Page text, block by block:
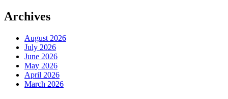
Archives
August 2026
July 2026
June 2026
May 2026
April 2026
March 2026